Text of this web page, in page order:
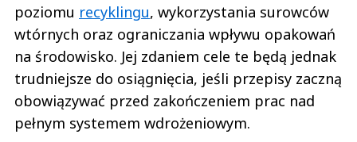
poziomu recyklingu, wykorzystania surowców
wtórnych oraz ograniczania wpływu opakowań
na środowisko. Jej zdaniem cele te będą jednak
trudniejsze do osiągnięcia, jeśli przepisy zaczną
obowiązywać przed zakończeniem prac nad
pełnym systemem wdrożeniowym.